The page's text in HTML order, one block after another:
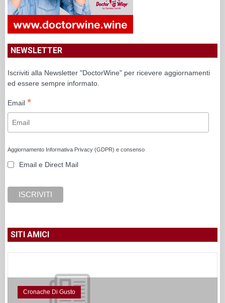
NEWSLETTER
Iscriviti alla Newsletter "DoctorWine" per ricevere aggiornamenti
ed essere sempre informato.
Email *
Aggiornamento Informativa Privacy (GDPR) e consenso
Email e Direct Mail
SITI AMICI
Cronache Di Gusto